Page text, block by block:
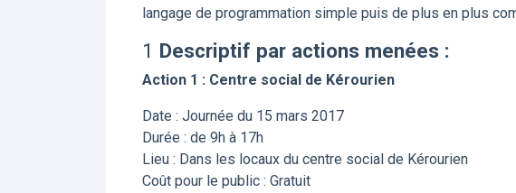
langage de programmation simple puis de plus en plus
1 Descriptif par actions menées :
Action 1 : Centre social de Kérourien
Date : Journée du 15 mars 2017
Durée : de 9h à 17h
Lieu : Dans les locaux du centre social de Kérourien
Coût pour le public : Gratuit